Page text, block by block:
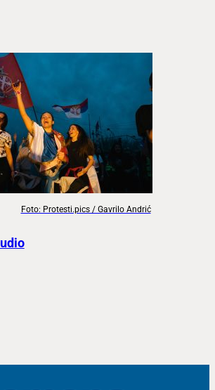
Foto: Protesti.pics / Gavrilo Andrić